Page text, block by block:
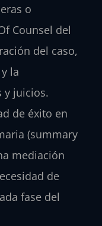
o
Counsel del
del caso,
la
y juicios.
de éxito en
(summary
mediación
de
fase del